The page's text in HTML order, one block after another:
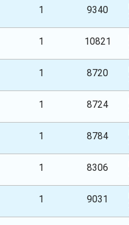
1 9340
1 10821
1 8720
1 8724
1 8784
1 8306
1 9031